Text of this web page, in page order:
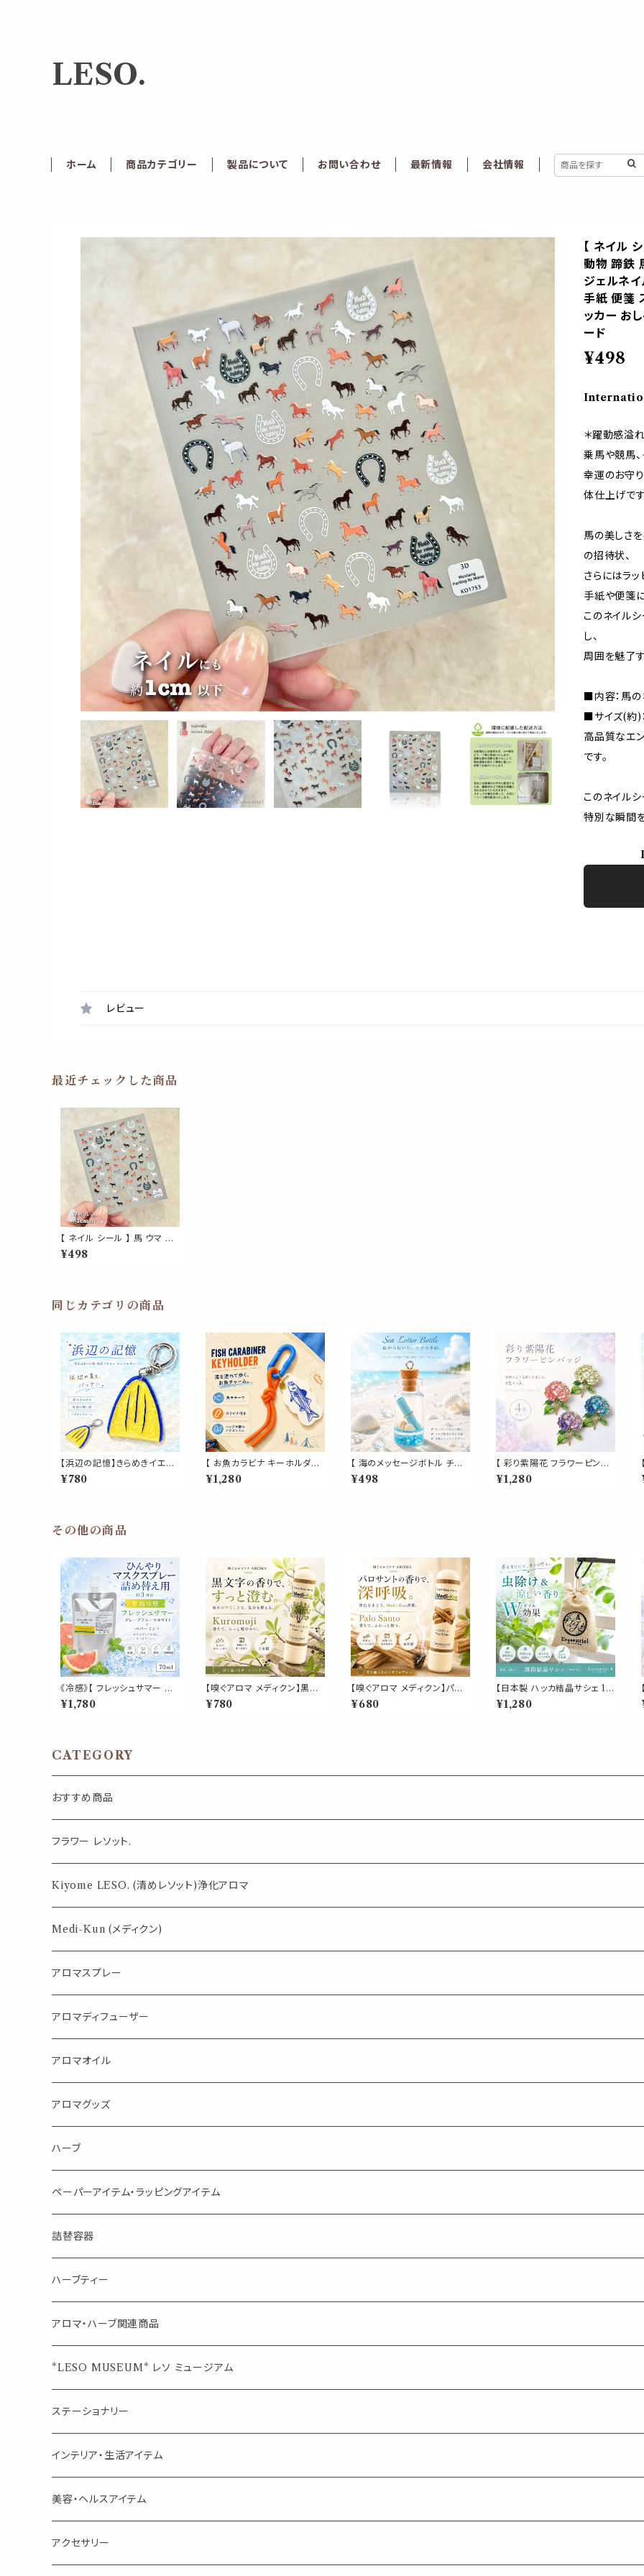
LESO.
ホーム 商品カテゴリー 製品について お問い合わせ 最新情報 会社情報
【 ネイル
動物 蹄鉄
ジェルネ
手紙 便箋
ッカー お
ード
¥498
＊躍動感溢
乗馬や競馬
幸運のお守
体仕上げです
馬の美しさ
の招待状、
さらにはラ
手紙や便箋
このネイル
し、
周囲を魅了
■内容：馬の
■サイズ(約)
高品質なエ
です。
このネイル
特別な瞬間
レビュー
最近チェックした商品
【 ネイル シール 】 馬 ウマ う
ま 午年 丙午 乗馬 馬主 競馬
動物 蹄鉄 馬蹄 幸運 お守り
紙 便箋 スタンプ ３D 立体 ぷ
く ぷっくり エンボス ステッカ
ッピング プレゼント カード
¥498
同じカテゴリの商品
【浜辺の記憶】きらめきイエロ
ー ビート板 キーホルダー｜
海辺の夏 海水浴 青春 学生時
¥780
【 お魚カラビナ キーホルダー
】オレンジロープ付き 魚モチ
ーフ マリンチャーム バッグチ
¥1,280
【 海のメッセージボトル チャ
ーム 】 ミニガラスボトル シェ
ル 巻紙入り マリンモチーフ
¥498
【 彩り紫陽花 フラワーピンバ
ッジ 4色セット 】あじさい アジ
サイ アナベル 花 ピンズ ブロ
¥1,280
その他の商品
《冷感》【 フレッシュサマー 詰
め替え用 70ml 】マスク & ピ
ロー アロマ｜グレープフルー
ロマスプレー
¥1,780
【嗅ぐアロマ メディクン】黒文
字（クロモジ）｜国産 天然 和
精油 澄んだ和木の香り ポー
¥780
【嗅ぐアロマ メディクン】パロ
サント｜本物 香木 神聖な香
り エッセンシャルオイル ポー
¥680
【日本製 ハッカ結晶サシェ 18
g】L-メントール クリスタル入
り 香り袋｜生ゴミ ゴミ箱 靴
¥1,280
CATEGORY
おすすめ商品
気になる虫対策に
薄荷の香りで体感温度-4℃ !? スースーシリーズ
パロサント
フラワー レソット.
Kiyome LESO. (清めレソット)浄化アロマ
Medi-Kun (メディクン)
アロマスプレー
目的で選ぶ
蒸し暑い夏やリフレッシュに
消臭に（用途：空間や衣服）
FLOWER LESO. フラワレソット
Kiyome LESO. キヨメ レソット
体感-4℃ !? 薄荷をブレンドしたアロマスプレー
AroMachi アロマチ 町の香り
Mask&Pillow Aroma
アロマディフューザー
アロマオイル
エッセンシャルオイル
シングル
ブレンド
キャリアオイル
アロマグッズ
エッセンシャルオイル
ディフューザー
ハーブ
サシェ・香り袋
ハーブティー
シングル
ブレンド
箱入りアソート
キャンディー
ペーパーアイテム・ラッピングアイテム
シーリングワックス シール
ペーパークリップ
ウェルカムボード・装飾
席札クリップ
プチギフト
詰替容器
ロールオンボトル
スプレーボトル
スポイトボトル
精油用ボトル
ポンプ式ボトル
リップ容器
スクリュー容器
ハーブティー
ブレンド
ジュエル オブ ビューティー
美人さんのハーブティー
シングル
アロマ・ハーブ関連商品
エッセンシャルオイル
シングル
ブレンド
クラフト器材・道具
キャリアオイル・ワックス
道具
お香・サシェ・キャンドル
線香
サシェ・香り袋
ディフューザー
アロマオイルウォーマー
*LESO MUSEUM* レソ ミュージアム
ステーショナリー
デザインクリップ
記号（ハート,星,etc）
音楽・楽器
ページオープナー・ワイドクリップ
ポストカード・メッセージカード
インテリア・生活アイテム
オブジェ
キャンドル・お香
美容・ヘルスアイテム
アクセサリー